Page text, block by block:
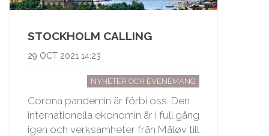
STOCKHOLM CALLING
29 OCT 2021 14:23
NYHETER OCH EVENEMANG
Corona pandemin är förbi oss. Den
internationella ekonomin är i full gång
igen och verksamheter från Måløv till